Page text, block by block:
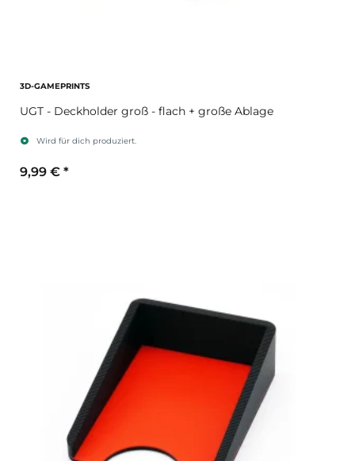
3D-GAMEPRINTS
UGT - Deckholder groß - flach + große Ablage
Wird für dich produziert.
9,99 € *